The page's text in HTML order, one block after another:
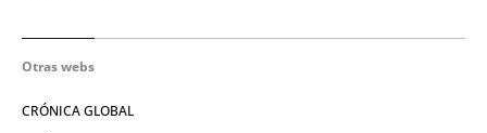
Otras webs
CRÓNICA GLOBAL